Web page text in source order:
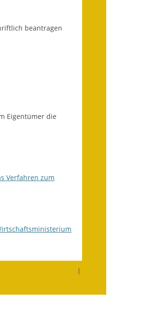
168
beantragen
Eigentümer die
Verfahren zum
|